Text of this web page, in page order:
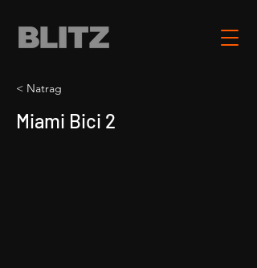
< Natrag
Miami Bici 2